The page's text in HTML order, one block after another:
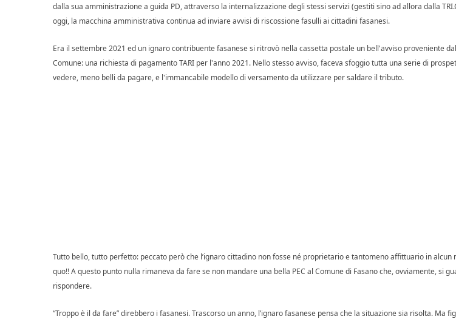
dalla sua amministrazione a guida PD, attraverso la internalizzazione degli stessi servizi (gestiti sino ad allora dalla
oggi, la macchina amministrativa continua ad inviare avvisi di riscossione fasulli ai cittadini fasanesi.
Era il settembre 2021 ed un ignaro contribuente fasanese si ritrovò nella cassetta postale un bell'avviso proveniente
Comune: una richiesta di pagamento TARI per l'anno 2021. Nello stesso avviso, faceva sfoggio tutta una serie di
vedere, meno belli da pagare, e l'immancabile modello di versamento da utilizzare per saldare il tributo.
Tutto bello, tutto perfetto: peccato però che l’ignaro cittadino non fosse né proprietario e tantomeno affittuario in
quo!! A questo punto nulla rimaneva da fare se non mandare una bella PEC al Comune di Fasano che, ovviamente, si
rispondere.
“Troppo è il da fare” direbbero i fasanesi. Trascorso un anno, l’ignaro fasanese pensa che la situazione sia risolta. Ma